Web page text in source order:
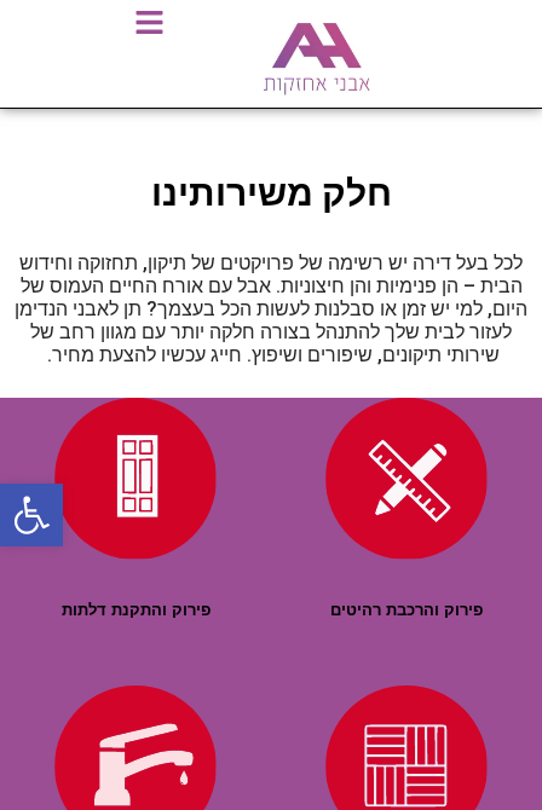
חלק משירותינו
לכל בעל דירה יש רשימה של פרויקטים של תיקון, תחזוקה וחידוש
הבית – הן פנימיות והן חיצוניות. אבל עם אורח החיים העמוס של
היום, למי יש זמן או סבלנות לעשות הכל בעצמך? תן לאבני הנדימן
לעזור לבית שלך להתנהל בצורה חלקה יותר עם מגוון רחב של
שירותי תיקונים, שיפורים ושיפוץ. חייג עכשיו להצעת מחיר.
פירוק והרכבת רהיטים פירוק והתקנת דלתות
פתח